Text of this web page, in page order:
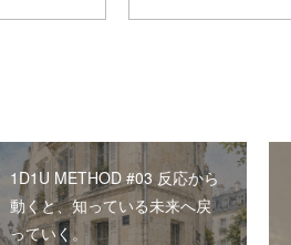
1D1U METHOD #03 反応から
動くと、知っている未来へ戻
っていく。